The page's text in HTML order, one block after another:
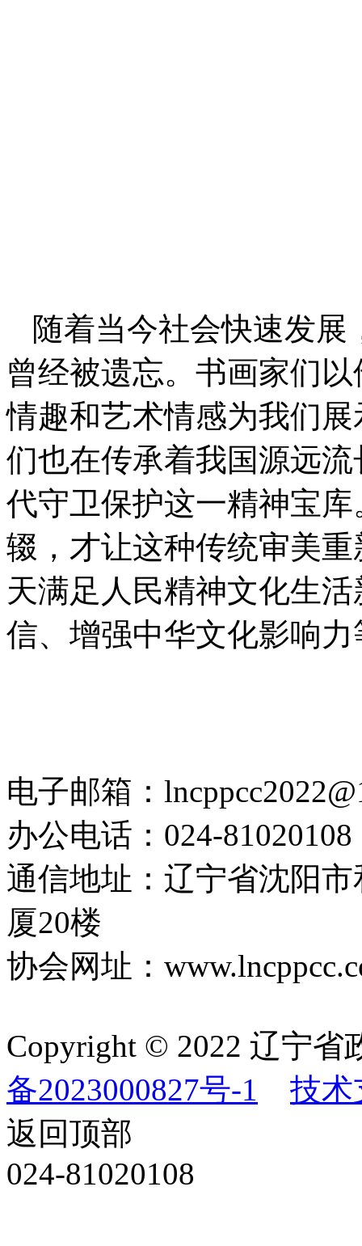
随着当今社会快速发
曾经被遗忘。书画家们
情趣和艺术情感为我们
们也在传承着我国源远
代守卫保护这一精神宝
辍，才让这种传统审美
天满足人民精神文化生
信、增强中华文化影响
电子邮箱：
办公电话：024-81020108
通信地址：辽宁省沈阳
厦20楼
协会网址：
Copyright © 2022 辽宁
备2023000827号-1
技术
返回顶部
024-81020108